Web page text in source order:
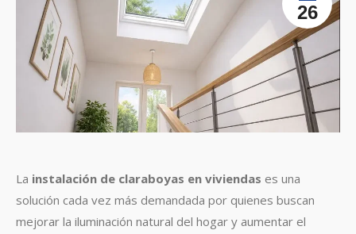
26
La instalación de claraboyas en viviendas es una
solución cada vez más demandada por quienes buscan
mejorar la iluminación natural del hogar y aumentar el